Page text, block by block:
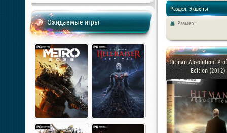
Ожидаемые игры
Раздел: Экшены
Размер:
Hitman Absolution:
Edition (2012)